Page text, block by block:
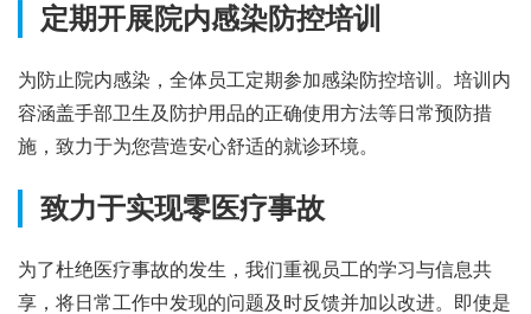
定期开展院内感染防控培训
为防止院内感染，全体员工定期参加感染防控培训。培训内
容涵盖手部卫生及防护用品的正确使用方法等日常预防措
施，致力于为您营造安心舒适的就诊环境。
致力于实现零医疗事故
为了杜绝医疗事故的发生，我们重视员工的学习与信息共
享，将日常工作中发现的问题及时反馈并加以改进。即使是